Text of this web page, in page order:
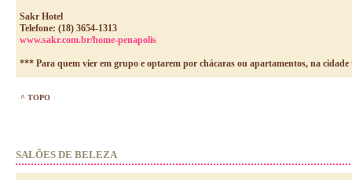
Sakr Hotel
Telefone: (18) 3654-1313
www.sakr.com.br/home-penapolis
*** Para quem vier em grupo e optarem por chácaras ou apartamentos, na
^ TOPO
SALÕES DE BELEZA